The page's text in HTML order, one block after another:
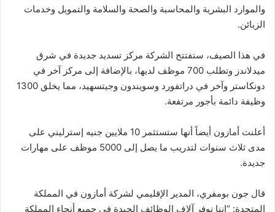
والموارد البشرية والمحاسبة والصحة والسلامة والتمويل وخدمات
الزبائن.
في هذا الصيف، ستفتتح الشركة مركز تسديد جديدة في شرق
ميدلاندز وتطلب 700 موظف لديها، بالإضافة إلى مركز آخر في
دونكاستر وآخر في دراتفورد وسويندون وجيتسهيد، مما يخلق 1300
وظيفة دائمة بأجور مرتفعة.
أعلنت أمازون أيضاً أنها ستستثمر 10 ملايين جنيه إسترليني على
مدى ثلاث سنوات لتدريب ما يصل إلى 5000 موظف على مهارات
جديدة.
قال جون بومفري، المدير الإقليمي لشركة أمازون في المملكة
المتحدة: “إننا نوفر آلاف الوظائف الجيدة في جميع أنحاء المملكة